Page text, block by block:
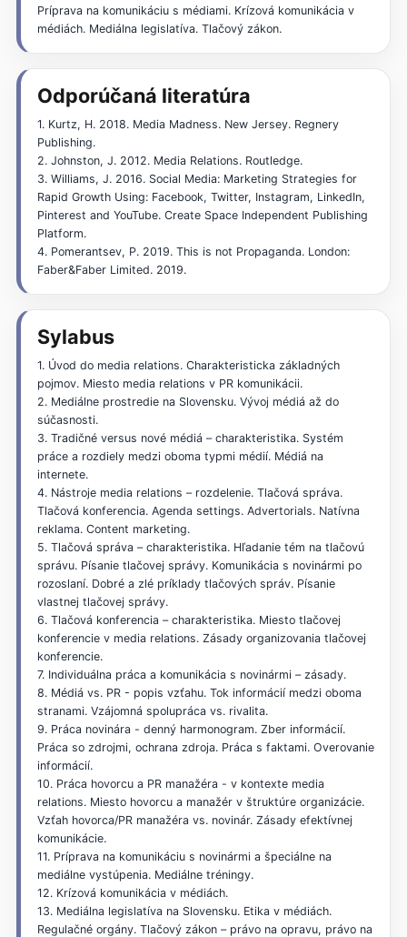
Príprava na komunikáciu s médiami. Krízová komunikácia v
médiách. Mediálna legislatíva. Tlačový zákon.
Odporúčaná literatúra
1. Kurtz, H. 2018. Media Madness. New Jersey. Regnery
Publishing.
2. Johnston, J. 2012. Media Relations. Routledge.
3. Williams, J. 2016. Social Media: Marketing Strategies for
Rapid Growth Using: Facebook, Twitter, Instagram, LinkedIn,
Pinterest and YouTube. Create Space Independent Publishing
Platform.
4. Pomerantsev, P. 2019. This is not Propaganda. London:
Faber&Faber Limited. 2019.
Sylabus
1. Úvod do media relations. Charakteristicka základných
pojmov. Miesto media relations v PR komunikácii.
2. Mediálne prostredie na Slovensku. Vývoj médiá až do
súčasnosti.
3. Tradičné versus nové médiá – charakteristika. Systém
práce a rozdiely medzi oboma typmi médií. Médiá na
internete.
4. Nástroje media relations – rozdelenie. Tlačová správa.
Tlačová konferencia. Agenda settings. Advertorials. Natívna
reklama. Content marketing.
5. Tlačová správa – charakteristika. Hľadanie tém na tlačovú
správu. Písanie tlačovej správy. Komunikácia s novinármi po
rozoslaní. Dobré a zlé príklady tlačových správ. Písanie
vlastnej tlačovej správy.
6. Tlačová konferencia – charakteristika. Miesto tlačovej
konferencie v media relations. Zásady organizovania tlačovej
konferencie.
7. Individuálna práca a komunikácia s novinármi – zásady.
8. Médiá vs. PR - popis vzťahu. Tok informácií medzi oboma
stranami. Vzájomná spolupráca vs. rivalita.
9. Práca novinára - denný harmonogram. Zber informácií.
Práca so zdrojmi, ochrana zdroja. Práca s faktami. Overovanie
informácií.
10. Práca hovorcu a PR manažéra - v kontexte media
relations. Miesto hovorcu a manažér v štruktúre organizácie.
Vzťah hovorca/PR manažéra vs. novinár. Zásady efektívnej
komunikácie.
11. Príprava na komunikáciu s novinármi a špeciálne na
mediálne vystúpenia. Mediálne tréningy.
12. Krízová komunikácia v médiách.
13. Mediálna legislatíva na Slovensku. Etika v médiách.
Regulačné orgány. Tlačový zákon – právo na opravu, právo na